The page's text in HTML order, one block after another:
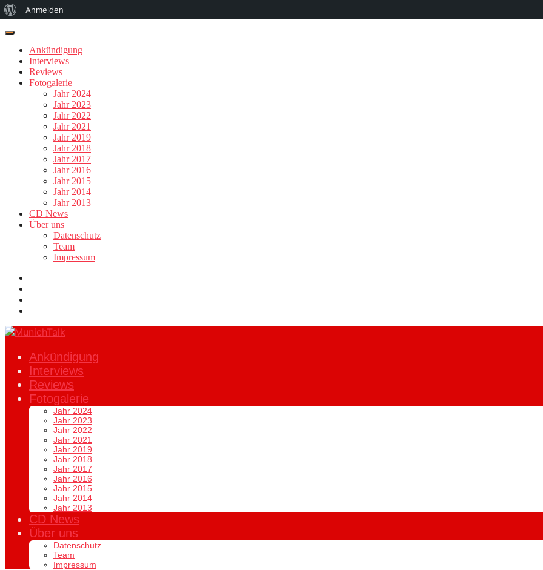
Über
Anmelden
Ankündigung
Interviews
Reviews
Fotogalerie
Jahr 2024
Jahr 2023
Jahr 2022
Jahr 2021
Jahr 2019
Jahr 2018
Jahr 2017
Jahr 2016
Jahr 2015
Jahr 2014
Jahr 2013
CD News
Über uns
Datenschutz
Team
Impressum
Ankündigung
Interviews
Reviews
Fotogalerie
Jahr 2024
Jahr 2023
Jahr 2022
Jahr 2021
Jahr 2019
Jahr 2018
Jahr 2017
Jahr 2016
Jahr 2015
Jahr 2014
Jahr 2013
CD News
Über uns
Datenschutz
Team
Impressum